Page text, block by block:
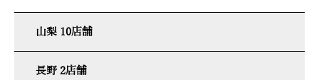
山梨 10店舗
長野 2店舗